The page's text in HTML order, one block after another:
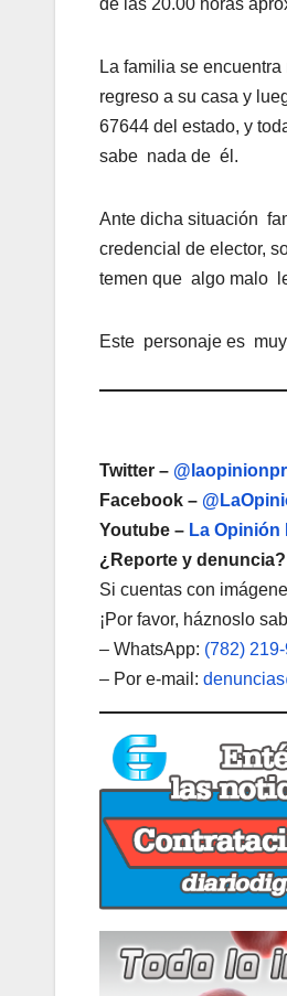
de las 20.00 horas
La familia se
regreso a su casa y
67644 del estado, y
sabe nada de él.
Ante dicha situación
credencial de elector,
temen que algo malo
Este personaje es
Twitter – @laopinionpr
Facebook –
Youtube – La Opinión
¿Reporte y denuncia?
Si cuentas con
¡Por favor, háznoslo
– WhatsApp: (782)
– Por e-mail: